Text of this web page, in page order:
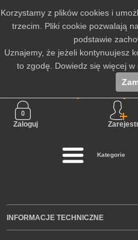
Nie jesteś
Zaloguj
Kategorie
INFORMACJE TECHNICZNE
Korzystamy z plików cookies i
trzecim. Pliki cookie pozwalają
podstawie
Uznajemy, że jeżeli kontynuujesz
to zgodę. Dowiedz się więcej w